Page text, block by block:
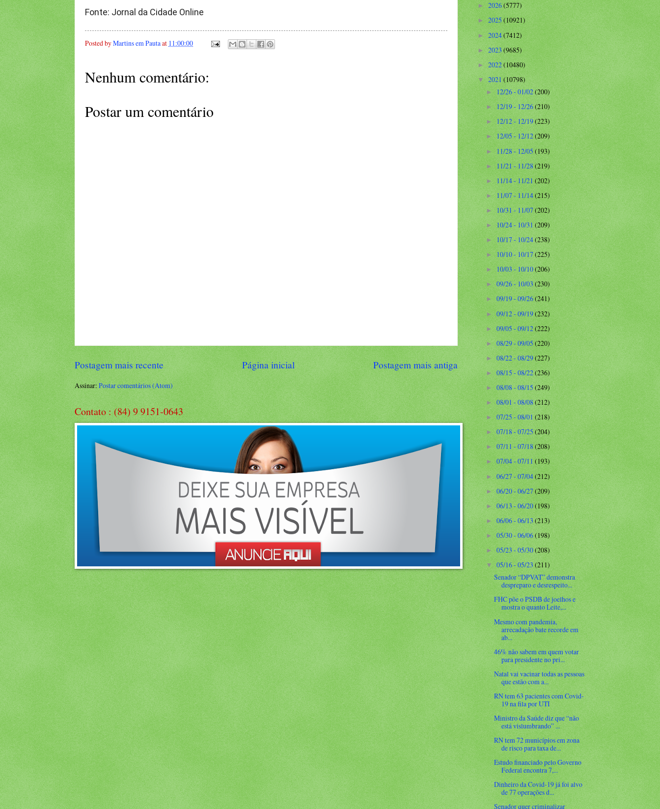
Fonte: Jornal da Cidade Online
Posted byMartins em Pauta at 11:00:00
Nenhum comentário:
Postar um comentário
Postagem mais recente Postagem mais antiga
Página inicial
Assinar:Postar comentários (Atom)
Contato : (84) 9 9151-0643
► 2026(5777)
►2025(10921)
►2024(7412)
►2023(9685)
►2022(10480)
▼2021(10798)
►12/26 - 01/02(200)
►12/19 - 12/26(210)
►12/12 - 12/19(223)
►12/05 - 12/12(209)
►11/28 - 12/05(193)
►11/21 - 11/28(219)
►11/14 - 11/21(202)
►11/07 - 11/14(215)
►10/31 - 11/07(202)
►10/24 - 10/31(209)
►10/17 - 10/24(238)
►10/10 - 10/17(225)
►10/03 - 10/10(206)
►09/26 - 10/03(230)
►09/19 - 09/26(241)
► 09/12 - 09/19(232)
►09/05 - 09/12(222)
►08/29 - 09/05(220)
►08/22 - 08/29(227)
►08/15 - 08/22(236)
►08/08 - 08/15(249)
►08/01 - 08/08(212)
►07/25 - 08/01(218)
►07/18 - 07/25(204)
►07/11 - 07/18(208)
► 07/04 - 07/11(193)
►06/27 - 07/04(212)
►06/20 - 06/27(209)
►06/13 - 06/20(198)
►06/06 - 06/13(213)
►05/30 - 06/06(198)
►05/23 - 05/30(208)
▼05/16 - 05/23(211)
Senador “DPVAT” demonstra
despreparo e desrespeito...
FHC põe o PSDB de joelhos e
mostra o quanto Leite,...
Mesmo com pandemia,
arrecadação bate recorde em
ab...
46% não sabem em quem votar
para presidente no pri...
Natal vai vacinar todas as pessoas
que estão com a...
RN tem 63 pacientes com Covid-
19 na fila por UTI
Ministro da Saúde diz que “não
está vislumbrando” ...
RN tem 72 municípios em zona
de risco para taxa de...
Estudo financiado pelo Governo
Federal encontra 7,...
Dinheiro da Covid-19 já foi alvo
de 77 operações d...
Senador quer criminalizar